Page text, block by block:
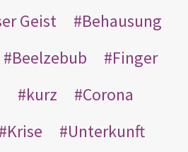
Geist
Behausung
Beelzebub
Finger
kurz
Corona
Krise
Unterkunft